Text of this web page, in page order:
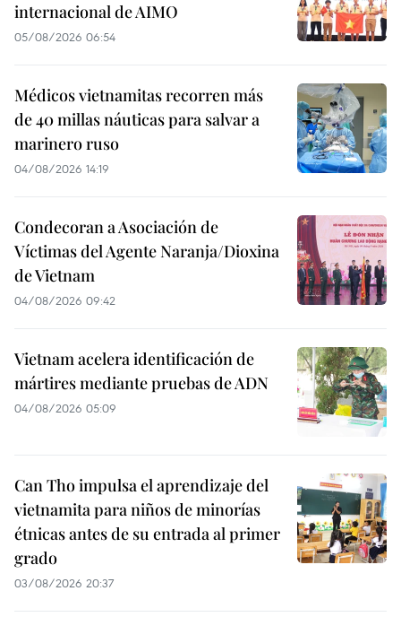
internacional de AIMO
05/08/2026 06:54
Médicos vietnamitas recorren más
de 40 millas náuticas para salvar a
marinero ruso
04/08/2026 14:19
Condecoran a Asociación de
Víctimas del Agente Naranja/Dioxina
de Vietnam
04/08/2026 09:42
Vietnam acelera identificación de
mártires mediante pruebas de ADN
04/08/2026 05:09
Can Tho impulsa el aprendizaje del
vietnamita para niños de minorías
étnicas antes de su entrada al primer
grado
03/08/2026 20:37